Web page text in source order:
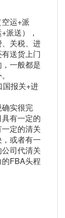
运+派
派送），
关税、进
送货上门
一般都是
报关+进
实很完
有一定的
定的清关
或者有一
司代清关
FBA头程